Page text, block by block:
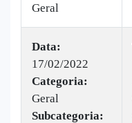
Geral
Data:
17/02/2022
Categoria:
Geral
Subcategoria: